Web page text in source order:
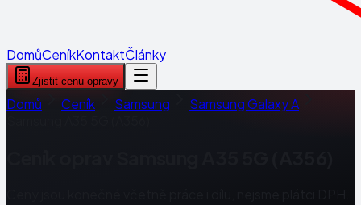
DomůCeníkKontaktČlánky
Zjistit cenu opravy
Domů Ceník Samsung
Samsung Galaxy A